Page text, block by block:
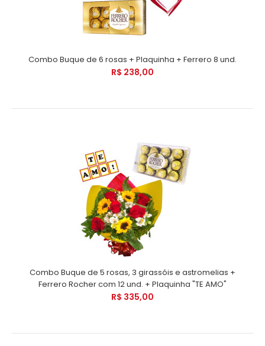
Combo Buque de 6 rosas + Plaquinha + Ferrero 8 und.
R$ 238,00
Combo Buque de 5 rosas, 3 girassóis e astromelias +
Ferrero Rocher com 12 und. + Plaquinha "TE AMO"
R$ 335,00